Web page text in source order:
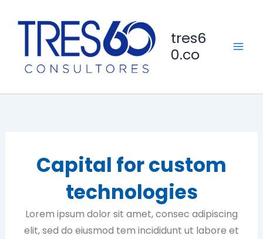
contenido
tres6
0.co
Capital for custom
technologies
Lorem ipsum dolor sit amet, consec adipiscing
elit, sed do eiusmod tem incididunt ut labore et